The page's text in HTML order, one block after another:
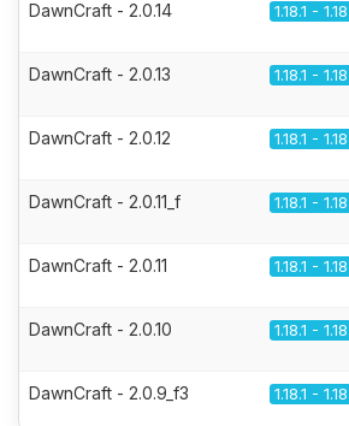
DawnCraft - 2.0.14 1.18.1 -
DawnCraft - 2.0.13 1.18.1 -
DawnCraft - 2.0.12 1.18.1 -
DawnCraft - 2.0.11_f 1.18.1 -
DawnCraft - 2.0.11 1.18.1 -
DawnCraft - 2.0.10 1.18.1 -
DawnCraft - 2.0.9_f3 1.18.1 -